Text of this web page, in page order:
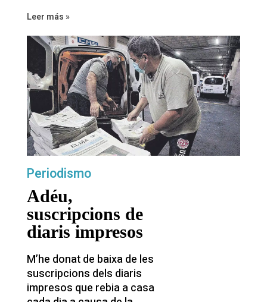
Leer más »
Adéu,
suscripcions de
diaris impresos
Periodismo
M’he donat de baixa de les
suscripcions dels diaris
impresos que rebia a casa